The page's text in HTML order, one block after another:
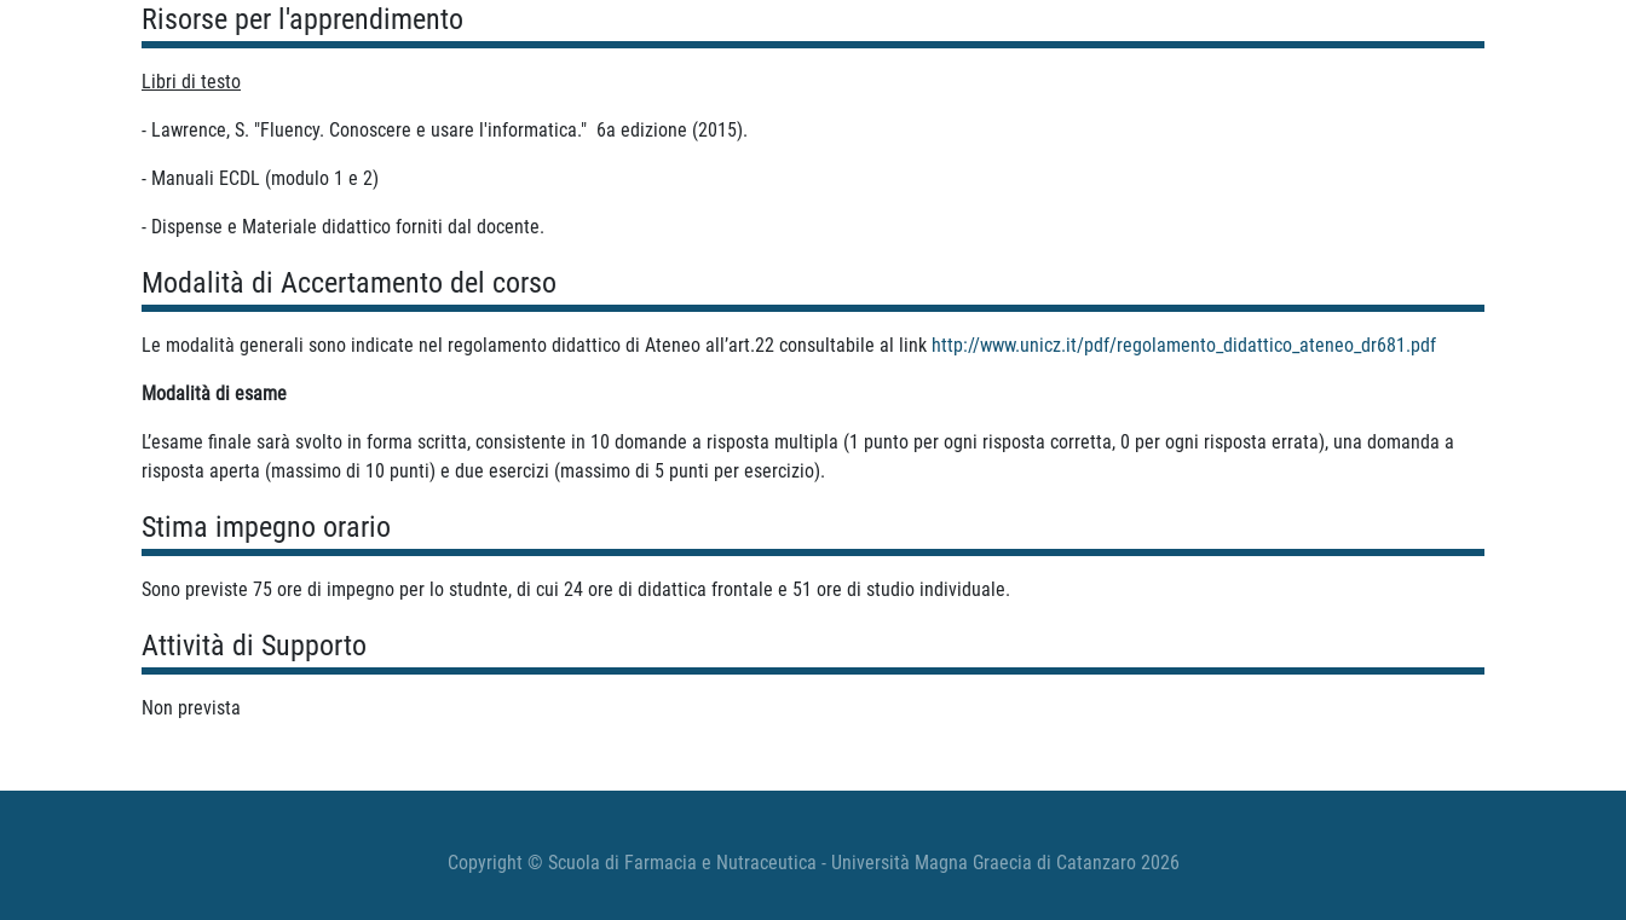
Risorse per l'apprendimento
Libri di testo
- Lawrence, S. "Fluency. Conoscere e usare l'informatica." 6a edizione (2015).
- Manuali ECDL (modulo 1 e 2)
- Dispense e Materiale didattico forniti dal docente.
Modalità di Accertamento del corso
Le modalità generali sono indicate nel regolamento didattico di Ateneo all’art.22 consultabile al link http://www.unicz.it/pdf/regolamento_didattico_ateneo_dr681.pdf
Modalità di esame
L’esame finale sarà svolto in forma scritta, consistente in 10 domande a risposta multipla (1 punto per ogni risposta corretta, 0 per ogni risposta errata), una domanda a
risposta aperta (massimo di 10 punti) e due esercizi (massimo di 5 punti per esercizio).
Stima impegno orario
Sono previste 75 ore di impegno per lo studnte, di cui 24 ore di didattica frontale e 51 ore di studio individuale.
Attività di Supporto
Non prevista
Copyright © Scuola di Farmacia e Nutraceutica - Università Magna Graecia di Catanzaro 2026